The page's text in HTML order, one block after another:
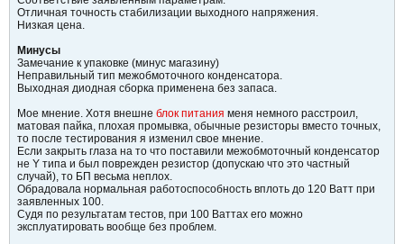
Отличная точность стабилизации выходного напряжения.
Низкая цена.
Минусы
Замечание к упаковке (минус магазину)
Неправильный тип межобмоточного конденсатора.
Выходная диодная сборка применена без запаса.
Мое мнение. Хотя внешне блок питания меня немного расстроил,
матовая пайка, плохая промывка, обычные резисторы вместо точных,
то после тестирования я изменил свое мнение.
Если закрыть глаза на то что поставили межобмоточный конденсатор
не Y типа и был поврежден резистор (допускаю что это частный
случай), то БП весьма неплох.
Обрадовала нормальная работоспособность вплоть до 120 Ватт при
заявленных 100.
Судя по результатам тестов, при 100 Ваттах его можно
эксплуатировать вообще без проблем.